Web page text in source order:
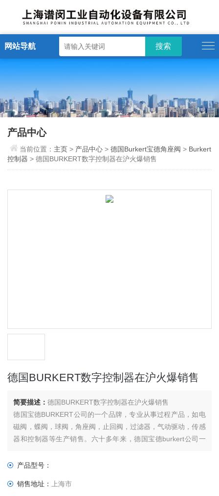
网站导航
产品中心
当前位置： 主页> 产品中心 >德国Burkert宝德角座阀 > Burkert
控制器 > 德国BURKERT数字控制器在沪火爆销售
德国BURKERT数字控制器在沪火爆销售
简要描述：德国BURKERT数字控制器在沪火爆销售
德国宝德BURKERT公司的一个品牌，专业从事过程产品，如电
磁阀，蝶阀，球阀，角座阀，止回阀，过滤器，气动驱动，传感
器和控制器等生产销售。六十多年来，德国宝德burkert公司一
BURKERT产品精巧的设计、的性能和*的服务，使BURKERT产
产品型号：
销售地址：上海市